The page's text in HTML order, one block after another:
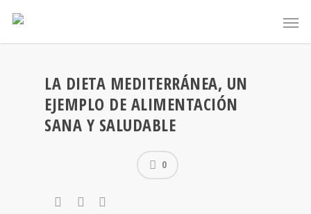
LA DIETA MEDITERRÁNEA, UN
EJEMPLO DE ALIMENTACIÓN
SANA Y SALUDABLE
0